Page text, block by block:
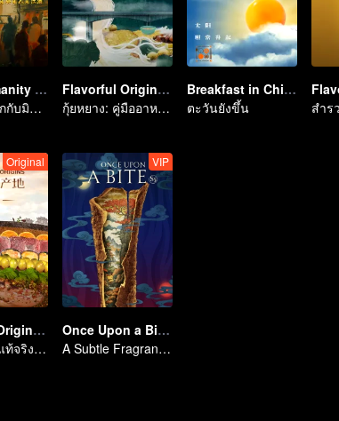
Taste humanity at night
สุดยอดมื้อดึกกับมิตรภาพที่แท้จริง
Flavorful Origins: Gui Yang
กุ้ยหยาง: คู่มืออาหารเลิศรส
Breakfast in China Ⅲ
ตะวันยังขึ้น
Original
Flavorful Origins: Chao Shan
เปิดรสชาติแท้จริงแห่งอาหารแต้จิ๋ว
VIP
Once Upon a Bite S5
A Subtle Fragrance in Flavor